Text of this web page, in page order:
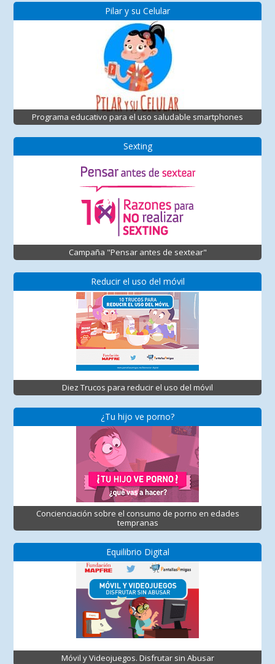
Pilar y su Celular
Programa educativo para el uso saludable smartphones
Sexting
Campaña "Pensar antes de sextear"
Reducir el uso del móvil
Diez Trucos para reducir el uso del móvil
¿Tu hijo ve porno?
Concienciación sobre el consumo de porno en edades
tempranas
Equilibrio Digital
Móvil y Videojuegos. Disfrutar sin Abusar